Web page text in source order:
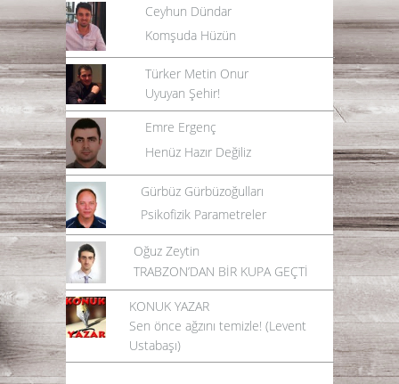
Ceyhun Dündar
Komşuda Hüzün
Türker Metin Onur
Uyuyan Şehir!
Emre Ergenç
Henüz Hazır Değiliz
Gürbüz Gürbüzoğulları
Psikofizik Parametreler
Oğuz Zeytin
TRABZON’DAN BİR KUPA GEÇTİ
KONUK YAZAR
Sen önce ağzını temizle! (Levent
Ustabaşı)